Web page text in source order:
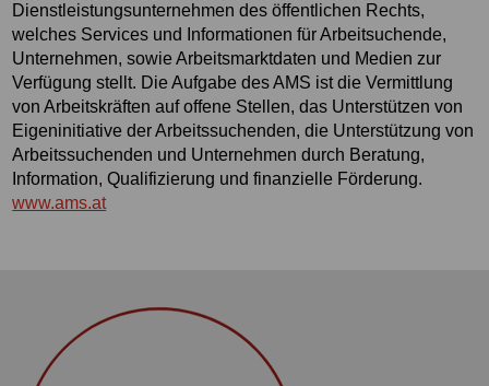
Dienstleistungsunternehmen des öffentlichen Rechts,
welches Services und Informationen für Arbeitsuchende,
Unternehmen, sowie Arbeitsmarktdaten und Medien zur
Verfügung stellt. Die Aufgabe des AMS ist die Vermittlung
von Arbeitskräften auf offene Stellen, das Unterstützen von
Eigeninitiative der Arbeitssuchenden, die Unterstützung von
Arbeitssuchenden und Unternehmen durch Beratung,
Information, Qualifizierung und finanzielle Förderung.
www.ams.at